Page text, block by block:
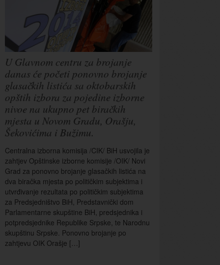
U Glavnom centru za brojanje
danas će početi ponovno brojanje
glasačkih listića sa oktobarskih
opštih izbora za pojedine izborne
nivoe na ukupno pet biračkih
mjesta u Novom Gradu, Orašju,
Šekovićima i Bužimu.
Centralna izborna komisija /CIK/ BiH usvojila je
zahtjev Opštinske izborne komisije /OIK/ Novi
Grad za ponovno brojanje glasačkih listića na
dva biračka mjesta po političkim subjektima i
utvrđivanje rezultata po političkim subjektima
za Predsjedništvo BiH, Predstavnički dom
Parlamentarne skupštine BiH, predsjednika i
potpredsjednike Republike Srpske, te Narodnu
skupštinu Srpske. Ponovno brojanje po
zahtjevu OIK Orašje […]